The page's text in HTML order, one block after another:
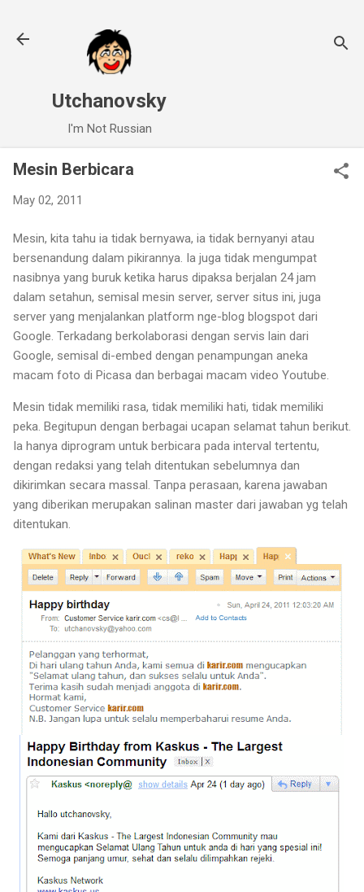
Utchanovsky
I'm Not Russian
Mesin Berbicara
May 02, 2011
Mesin, kita tahu ia tidak bernyawa, ia tidak bernyanyi atau
bersenandung dalam pikirannya. Ia juga tidak mengumpat
nasibnya yang buruk ketika harus dipaksa berjalan 24 jam
dalam setahun, semisal mesin server, server situs ini, juga
server yang menjalankan platform nge-blog blogspot dari
Google. Terkadang berkolaborasi dengan servis lain dari
Google, semisal di-embed dengan penampungan aneka
macam foto di Picasa dan berbagai macam video Youtube.
Mesin tidak memiliki rasa, tidak memiliki hati, tidak memiliki
peka. Begitupun dengan berbagai ucapan selamat tahun berikut.
Ia hanya diprogram untuk berbicara pada interval tertentu,
dengan redaksi yang telah ditentukan sebelumnya dan
dikirimkan secara massal. Tanpa perasaan, karena jawaban
yang diberikan merupakan salinan master dari jawaban yg telah
ditentukan.